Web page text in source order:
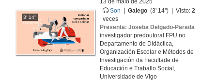
3' 14''
13 de maio de 2025
Son
|Galego (3' 14'') | Visto:2
veces
Presenta: Joseba Delgado-Parada
investigador predoutoral FPU no
Departamento de Didáctica,
Organización Escolar e Métodos de
Investigación da Facultade de
Educación e Traballo Social,
Universidade de Vigo